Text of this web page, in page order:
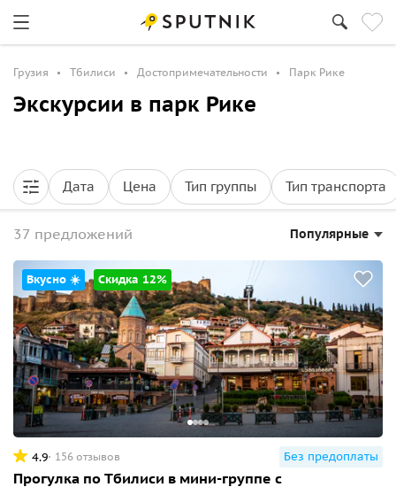
Грузия Тбилиси Достопримечательности Парк Рике
Экскурсии в парк Рике
Дата Цена Тип группы Тип транспорта
37 предложений Популярные
Вкусно ☀️ Скидка 12%
4.9 156 отзывов Без предоплаты
Прогулка по Тбилиси в мини-группе с